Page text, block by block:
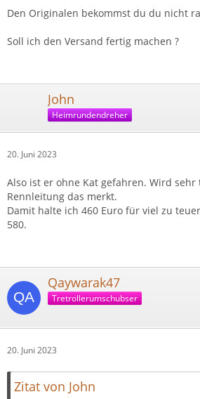
Den Originalen bekommst du du nicht
Soll ich den Versand fertig machen ?
John
Heimrundendreher
20. Juni 2023
Also ist er ohne Kat gefahren. Wird sehr
Rennleitung das merkt.
Damit halte ich 460 Euro für viel zu
580.
Qaywarak47
Tretrollerumschubser
20. Juni 2023
Zitat von John